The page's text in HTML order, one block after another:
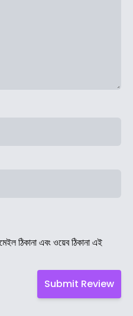
ঠিকানা এবং ওয়েব ঠিকানা এই